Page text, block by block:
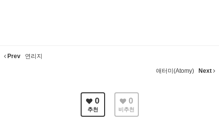
Prev 연리지
애터미(Atomy) Next
0
추천
0
비추천